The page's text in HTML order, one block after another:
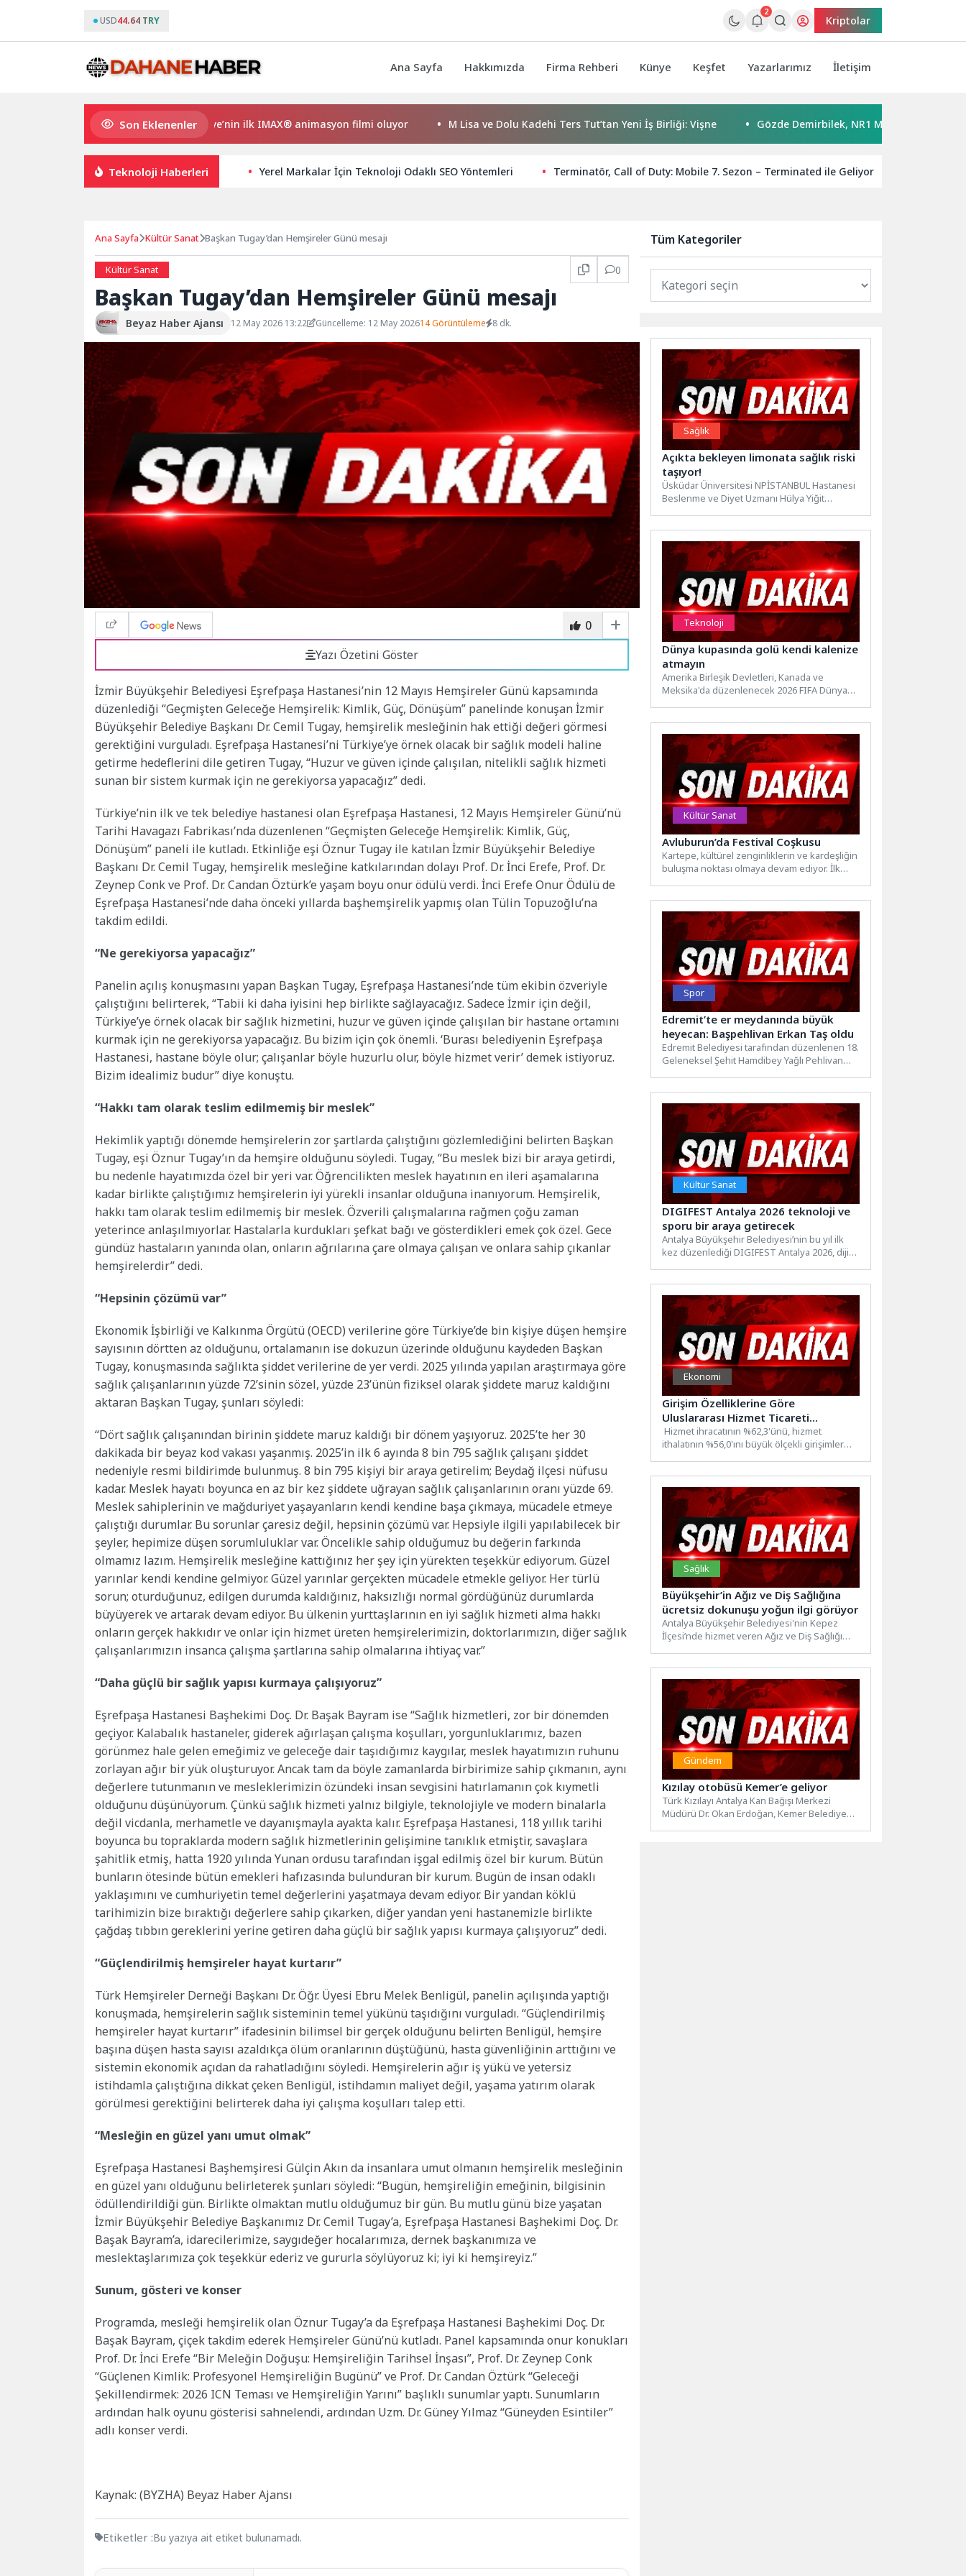
USD44.64 TRY
2
Kriptolar
Ana Sayfa Hakkımızda Firma Rehberi Künye Keşfet Yazarlarımız İletişim
Son Eklenenler
Gupi ve Gülmeyen Kral Türkiye’nin ilk IMAX® animasyon filmi oluyor M Lisa ve Dolu Kadehi Ters Tut’tan Yeni İş Birliği: Vişne Gözde Demirbilek, NR1 Magazin’de: ‘Son assolist
Teknoloji Haberleri Yerel Markalar İçin Teknoloji Odaklı SEO Yöntemleri Terminatör, Call of Duty: Mobile 7. Sezon – Terminated ile Geliyor
Ana Sayfa Kültür Sanat Başkan Tugay’dan Hemşireler Günü mesajı
Kültür Sanat 0
Başkan Tugay’dan Hemşireler Günü mesajı
Beyaz Haber Ajansı 12 May 2026 13:22 Güncelleme: 12 May 202614 Görüntüleme 8 dk.
0
Yazı Özetini Göster
İzmir Büyükşehir Belediyesi Eşrefpaşa Hastanesi’nin 12 Mayıs Hemşireler Günü kapsamında
düzenlediği “Geçmişten Geleceğe Hemşirelik: Kimlik, Güç, Dönüşüm” panelinde konuşan İzmir
Büyükşehir Belediye Başkanı Dr. Cemil Tugay, hemşirelik mesleğinin hak ettiği değeri görmesi
gerektiğini vurguladı. Eşrefpaşa Hastanesi’ni Türkiye’ye örnek olacak bir sağlık modeli haline
getirme hedeflerini dile getiren Tugay, “Huzur ve güven içinde çalışılan, nitelikli sağlık hizmeti
sunan bir sistem kurmak için ne gerekiyorsa yapacağız” dedi.
Türkiye’nin ilk ve tek belediye hastanesi olan Eşrefpaşa Hastanesi, 12 Mayıs Hemşireler Günü’nü
Tarihi Havagazı Fabrikası’nda düzenlenen “Geçmişten Geleceğe Hemşirelik: Kimlik, Güç,
Dönüşüm” paneli ile kutladı. Etkinliğe eşi Öznur Tugay ile katılan İzmir Büyükşehir Belediye
Başkanı Dr. Cemil Tugay, hemşirelik mesleğine katkılarından dolayı Prof. Dr. İnci Erefe, Prof. Dr.
Zeynep Conk ve Prof. Dr. Candan Öztürk’e yaşam boyu onur ödülü verdi. İnci Erefe Onur Ödülü de
Eşrefpaşa Hastanesi’nde daha önceki yıllarda başhemşirelik yapmış olan Tülin Topuzoğlu’na
takdim edildi.
“Ne gerekiyorsa yapacağız”
Panelin açılış konuşmasını yapan Başkan Tugay, Eşrefpaşa Hastanesi’nde tüm ekibin özveriyle
çalıştığını belirterek, “Tabii ki daha iyisini hep birlikte sağlayacağız. Sadece İzmir için değil,
Türkiye’ye örnek olacak bir sağlık hizmetini, huzur ve güven içinde çalışılan bir hastane ortamını
kurmak için ne gerekiyorsa yapacağız. Bu bizim için çok önemli. ‘Burası belediyenin Eşrefpaşa
Hastanesi, hastane böyle olur; çalışanlar böyle huzurlu olur, böyle hizmet verir’ demek istiyoruz.
Bizim idealimiz budur” diye konuştu.
“Hakkı tam olarak teslim edilmemiş bir meslek”
Hekimlik yaptığı dönemde hemşirelerin zor şartlarda çalıştığını gözlemlediğini belirten Başkan
Tugay, eşi Öznur Tugay’ın da hemşire olduğunu söyledi. Tugay, “Bu meslek bizi bir araya getirdi,
bu nedenle hayatımızda özel bir yeri var. Öğrencilikten meslek hayatının en ileri aşamalarına
kadar birlikte çalıştığımız hemşirelerin iyi yürekli insanlar olduğuna inanıyorum. Hemşirelik,
hakkı tam olarak teslim edilmemiş bir meslek. Özverili çalışmalarına rağmen çoğu zaman
yeterince anlaşılmıyorlar. Hastalarla kurdukları şefkat bağı ve gösterdikleri emek çok özel. Gece
gündüz hastaların yanında olan, onların ağrılarına çare olmaya çalışan ve onlara sahip çıkanlar
hemşirelerdir” dedi.
“Hepsinin çözümü var”
Ekonomik İşbirliği ve Kalkınma Örgütü (OECD) verilerine göre Türkiye’de bin kişiye düşen hemşire
sayısının dörtten az olduğunu, ortalamanın ise dokuzun üzerinde olduğunu kaydeden Başkan
Tugay, konuşmasında sağlıkta şiddet verilerine de yer verdi. 2025 yılında yapılan araştırmaya göre
sağlık çalışanlarının yüzde 72’sinin sözel, yüzde 23’ünün fiziksel olarak şiddete maruz kaldığını
aktaran Başkan Tugay, şunları söyledi:
“Dört sağlık çalışanından birinin şiddete maruz kaldığı bir dönem yaşıyoruz. 2025’te her 30
dakikada bir beyaz kod vakası yaşanmış. 2025’in ilk 6 ayında 8 bin 795 sağlık çalışanı şiddet
nedeniyle resmi bildirimde bulunmuş. 8 bin 795 kişiyi bir araya getirelim; Beydağ ilçesi nüfusu
kadar. Meslek hayatı boyunca en az bir kez şiddete uğrayan sağlık çalışanlarının oranı yüzde 69.
Meslek sahiplerinin ve mağduriyet yaşayanların kendi kendine başa çıkmaya, mücadele etmeye
çalıştığı durumlar. Bu sorunlar çaresiz değil, hepsinin çözümü var. Hepsiyle ilgili yapılabilecek bir
şeyler, hepimize düşen sorumluluklar var. Öncelikle sahip olduğumuz bu değerin farkında
olmamız lazım. Hemşirelik mesleğine kattığınız her şey için yürekten teşekkür ediyorum. Güzel
yarınlar kendi kendine gelmiyor. Güzel yarınlar gerçekten mücadele etmekle geliyor. Her türlü
sorun; oturduğunuz, edilgen durumda kaldığınız, haksızlığı normal gördüğünüz durumlarda
büyüyerek ve artarak devam ediyor. Bu ülkenin yurttaşlarının en iyi sağlık hizmeti alma hakkı
onların gerçek hakkıdır ve onlar için hizmet üreten hemşirelerimizin, doktorlarımızın, diğer sağlık
çalışanlarımızın insanca çalışma şartlarına sahip olmalarına ihtiyaç var.”
“Daha güçlü bir sağlık yapısı kurmaya çalışıyoruz”
Eşrefpaşa Hastanesi Başhekimi Doç. Dr. Başak Bayram ise “Sağlık hizmetleri, zor bir dönemden
geçiyor. Kalabalık hastaneler, giderek ağırlaşan çalışma koşulları, yorgunluklarımız, bazen
görünmez hale gelen emeğimiz ve geleceğe dair taşıdığımız kaygılar, meslek hayatımızın ruhunu
zorlayan ağır bir yük oluşturuyor. Ancak tam da böyle zamanlarda birbirimize sahip çıkmanın, aynı
değerlere tutunmanın ve mesleklerimizin özündeki insan sevgisini hatırlamanın çok kıymetli
olduğunu düşünüyorum. Çünkü sağlık hizmeti yalnız bilgiyle, teknolojiyle ve modern binalarla
değil vicdanla, merhametle ve dayanışmayla ayakta kalır. Eşrefpaşa Hastanesi, 118 yıllık tarihi
boyunca bu topraklarda modern sağlık hizmetlerinin gelişimine tanıklık etmiştir, savaşlara
şahitlik etmiş, hatta 1920 yılında Yunan ordusu tarafından işgal edilmiş özel bir kurum. Bütün
bunların ötesinde bütün emekleri hafızasında bulunduran bir kurum. Bugün de insan odaklı
yaklaşımını ve cumhuriyetin temel değerlerini yaşatmaya devam ediyor. Bir yandan köklü
tarihimizin bize bıraktığı değerlere sahip çıkarken, diğer yandan yeni hastanemizle birlikte
çağdaş tıbbın gereklerini yerine getiren daha güçlü bir sağlık yapısı kurmaya çalışıyoruz” dedi.
“Güçlendirilmiş hemşireler hayat kurtarır”
Türk Hemşireler Derneği Başkanı Dr. Öğr. Üyesi Ebru Melek Benligül, panelin açılışında yaptığı
konuşmada, hemşirelerin sağlık sisteminin temel yükünü taşıdığını vurguladı. “Güçlendirilmiş
hemşireler hayat kurtarır” ifadesinin bilimsel bir gerçek olduğunu belirten Benligül, hemşire
başına düşen hasta sayısı azaldıkça ölüm oranlarının düştüğünü, hasta güvenliğinin arttığını ve
sistemin ekonomik açıdan da rahatladığını söyledi. Hemşirelerin ağır iş yükü ve yetersiz
istihdamla çalıştığına dikkat çeken Benligül, istihdamın maliyet değil, yaşama yatırım olarak
görülmesi gerektiğini belirterek daha iyi çalışma koşulları talep etti.
“Mesleğin en güzel yanı umut olmak”
Eşrefpaşa Hastanesi Başhemşiresi Gülçin Akın da insanlara umut olmanın hemşirelik mesleğinin
en güzel yanı olduğunu belirleterek şunları söyledi: “Bugün, hemşireliğin emeğinin, bilgisinin
ödüllendirildiği gün. Birlikte olmaktan mutlu olduğumuz bir gün. Bu mutlu günü bize yaşatan
İzmir Büyükşehir Belediye Başkanımız Dr. Cemil Tugay’a, Eşrefpaşa Hastanesi Başhekimi Doç. Dr.
Başak Bayram’a, idarecilerimize, saygıdeğer hocalarımıza, dernek başkanımıza ve
meslektaşlarımıza çok teşekkür ederiz ve gururla söylüyoruz ki; iyi ki hemşireyiz.”
Sunum, gösteri ve konser
Programda, mesleği hemşirelik olan Öznur Tugay’a da Eşrefpaşa Hastanesi Başhekimi Doç. Dr.
Başak Bayram, çiçek takdim ederek Hemşireler Günü’nü kutladı. Panel kapsamında onur konukları
Prof. Dr. İnci Erefe “Bir Meleğin Doğuşu: Hemşireliğin Tarihsel İnşası”, Prof. Dr. Zeynep Conk
“Güçlenen Kimlik: Profesyonel Hemşireliğin Bugünü” ve Prof. Dr. Candan Öztürk “Geleceği
Şekillendirmek: 2026 ICN Teması ve Hemşireliğin Yarını” başlıklı sunumlar yaptı. Sunumların
ardından halk oyunu gösterisi sahnelendi, ardından Uzm. Dr. Güney Yılmaz “Güneyden Esintiler”
adlı konser verdi.
Kaynak: (BYZHA) Beyaz Haber Ajansı
Etiketler :Bu yazıya ait etiket bulunamadı.
Tüm Kategoriler
Sağlık
Açıkta bekleyen limonata sağlık riski
taşıyor!
Üsküdar Üniversitesi NPİSTANBUL Hastanesi
Beslenme ve Diyet Uzmanı Hülya Yiğit
Teknoloji
Dünya kupasında golü kendi kalenize
atmayın
Amerika Birleşik Devletleri, Kanada ve
Meksika'da düzenlenecek 2026 FIFA Dünya
Kültür Sanat
Avluburun’da Festival Coşkusu
Kartepe, kültürel zenginliklerin ve kardeşliğin
buluşma noktası olmaya devam ediyor. İlk
Spor
Edremit’te er meydanında büyük
heyecan: Başpehlivan Erkan Taş oldu
Edremit Belediyesi tarafından düzenlenen 18.
Geleneksel Şehit Hamdibey Yağlı Pehlivan
Kültür Sanat
DIGIFEST Antalya 2026 teknoloji ve
sporu bir araya getirecek
Antalya Büyükşehir Belediyesi’nin bu yıl ilk
kez düzenlediği DIGIFEST Antalya 2026, dijital
Ekonomi
Girişim Özelliklerine Göre
Uluslararası Hizmet Ticareti
İstatistikleri, 2024
Hizmet ihracatının %62,3'ünü, hizmet
ithalatının %56,0'ını büyük ölçekli girişimler
Sağlık
Büyükşehir’in Ağız ve Diş Sağlığına
ücretsiz dokunuşu yoğun ilgi görüyor
Antalya Büyükşehir Belediyesi'nin Kepez
İlçesi’nde hizmet veren Ağız ve Diş Sağlığı
Gündem
Kızılay otobüsü Kemer’e geliyor
Türk Kızılayı Antalya Kan Bağışı Merkezi
Müdürü Dr. Okan Erdoğan, Kemer Belediye